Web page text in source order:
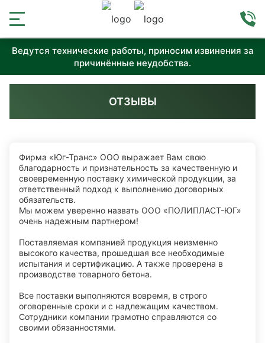
Ведутся технические работы, приносим извинения за
причинённые неудобства.
ОТЗЫВЫ
Фирма «Юг-Транс» ООО выражает Вам свою
благодарность и признательность за качественную и
своевременную поставку химической продукции, зa
ответственный подход к выполнению договорных
обязательств.
Мы можем уверенно назвать ООО «ПОЛИПЛАСТ-ЮГ»
очень надежным партнером!
Поставляемая компанией продукция неизменно
высокого качества, прошедшая все необходимые
испытания и сертификацию. А также проверена в
производстве товарного бетона.
Все поставки выполняются вовремя, в строго
оговоренные сроки и с надлежащим качеством.
Сотрудники компании грамотно справляются со
своими обязанностями.